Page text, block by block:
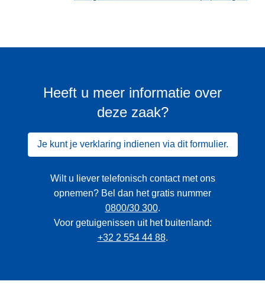
Heeft u meer informatie over
deze zaak?
Je kunt je verklaring indienen via dit formulier.
Wilt u liever telefonisch contact met ons
opnemen? Bel dan het gratis nummer
0800/30 300.
Voor getuigenissen uit het buitenland:
+32 2 554 44 88.